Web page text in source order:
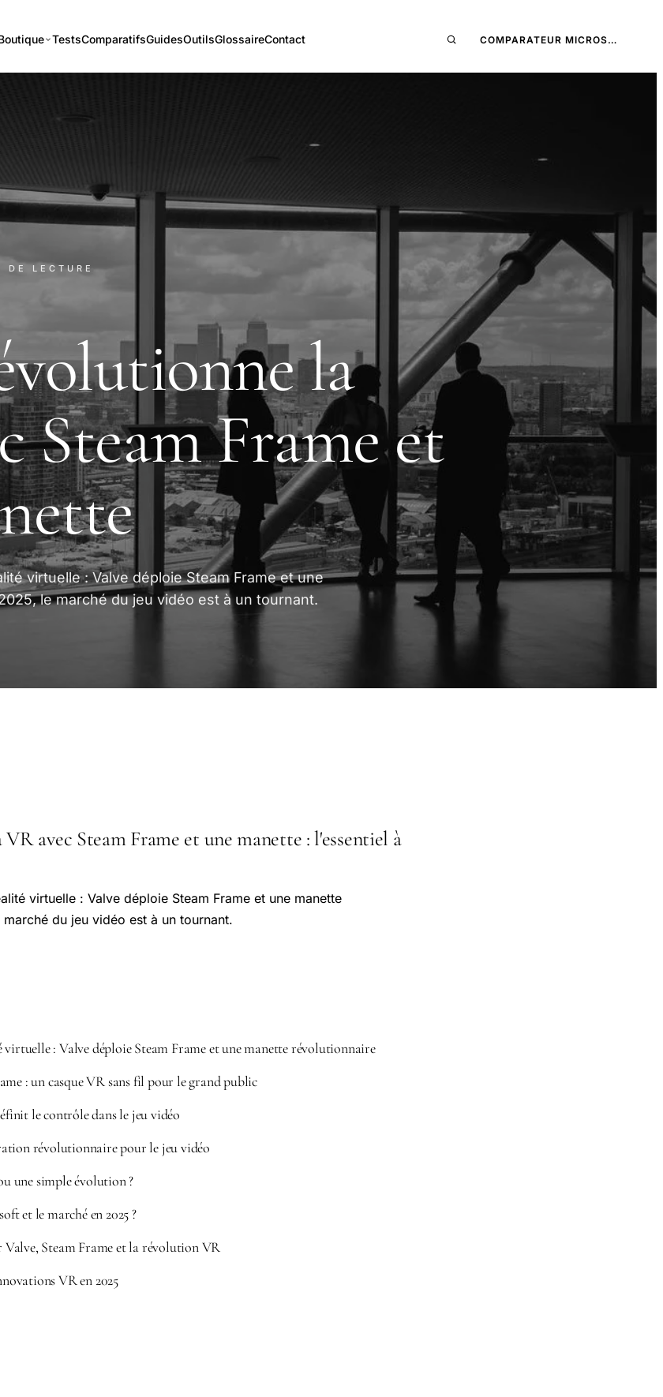
TestsComparatifsGuidesOutilsGlossaireContact COMPARATEUR MICROS…
DE LECTURE
la
Steam Frame et
virtuelle : Valve déploie Steam Frame et une
le marché du jeu vidéo est à un tournant.
avec Steam Frame et une manette : l'essentiel à
virtuelle : Valve déploie Steam Frame et une manette
du jeu vidéo est à un tournant.
: Valve déploie Steam Frame et une manette révolutionnaire
: un casque VR sans fil pour le grand public
le contrôle dans le jeu vidéo
révolutionnaire pour le jeu vidéo
une simple évolution ?
et le marché en 2025 ?
Valve, Steam Frame et la révolution VR
VR en 2025